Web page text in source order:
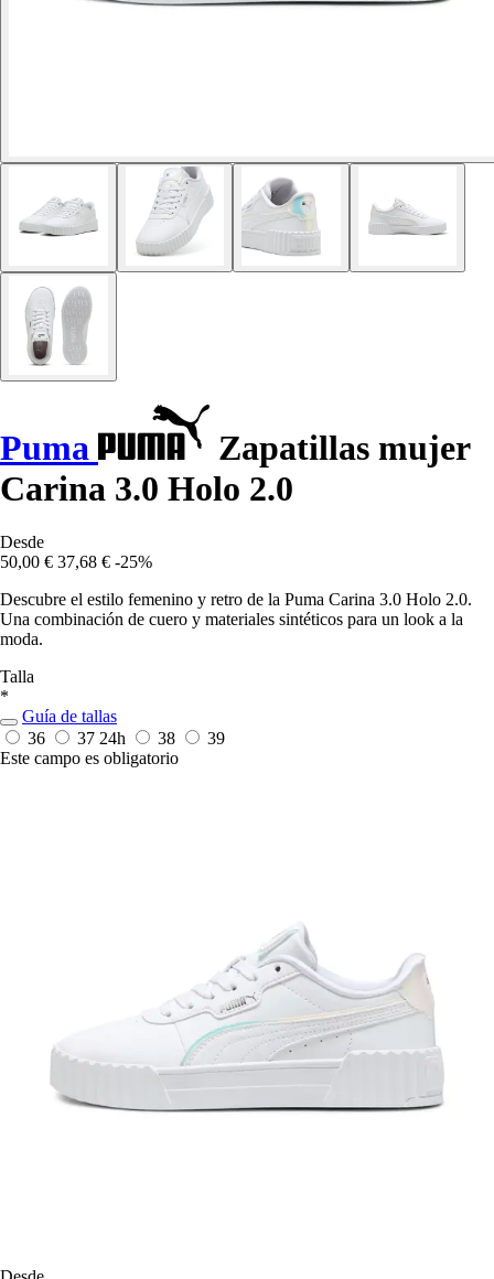
Puma
Zapatillas mujer
Carina 3.0 Holo 2.0
Desde
50,00 € 37,68 € -25%
Descubre el estilo femenino y retro de la Puma Carina 3.0 Holo 2.0.
Una combinación de cuero y materiales sintéticos para un look a la
moda.
Talla
*
Guía de tallas
36
37 24h 38
39
Este campo es obligatorio